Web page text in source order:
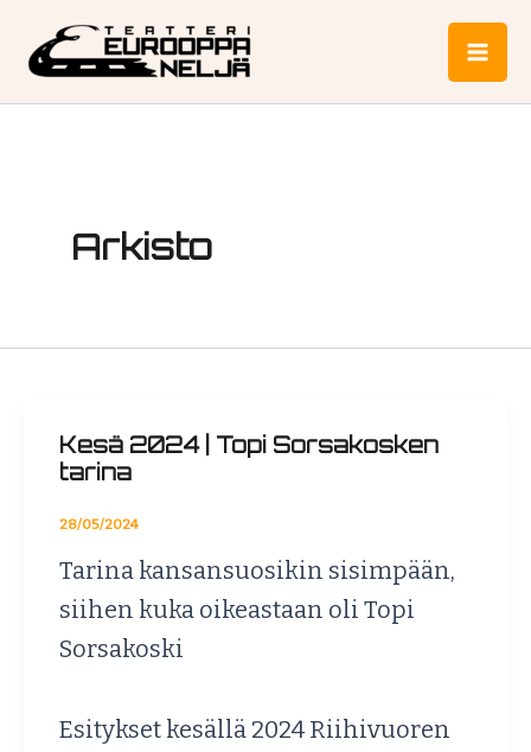
sisältöön
Arkisto
Kesä 2024 | Topi Sorsakosken
tarina
28/05/2024
Tarina kansansuosikin sisimpään,
siihen kuka oikeastaan oli Topi
Sorsakoski
Esitykset kesällä 2024 Riihivuoren
Post
pagination